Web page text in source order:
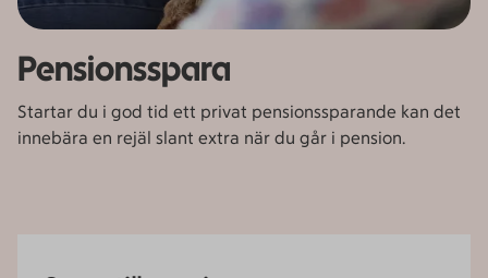
Pensionsspara
Startar du i god tid ett privat pensionssparande kan det
innebära en rejäl slant extra när du går i pension.